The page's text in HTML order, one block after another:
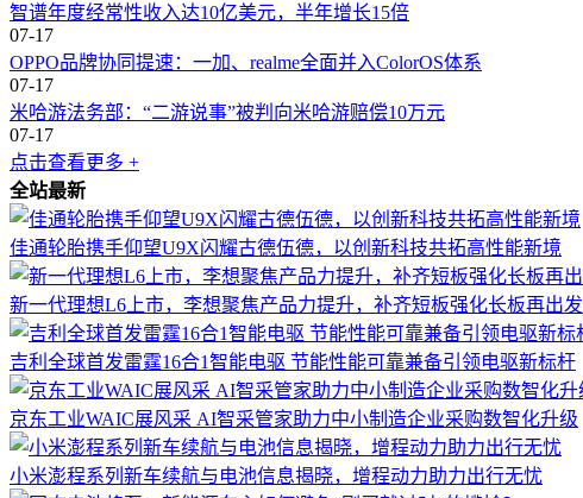
智谱年度经常性收入达10亿美元，半年增长15倍
07-17
OPPO品牌协同提速：一加、realme全面并入ColorOS体系
07-17
米哈游法务部：“二游说事”被判向米哈游赔偿10万元
07-17
点击查看更多 +
全站最新
佳通轮胎携手仰望U9X闪耀古德伍德，以创新科技共拓高性能新境
新一代理想L6上市，李想聚焦产品力提升，补齐短板强化长板再出发
吉利全球首发雷霆16合1智能电驱 节能性能可靠兼备引领电驱新标杆
京东工业WAIC展风采 AI智采管家助力中小制造企业采购数智化升级
小米澎程系列新车续航与电池信息揭晓，增程动力助力出行无忧